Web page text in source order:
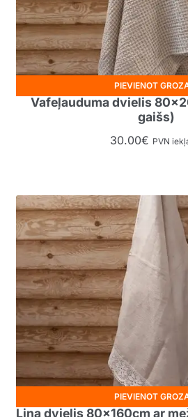
Vafeļauduma dvielis
gaišs)
30.00€ PVN
PIEVIENOT
Lina dvielis 80x160cm ar
PIEVIENOT